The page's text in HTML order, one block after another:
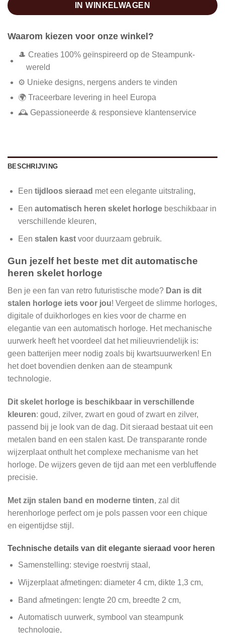
IN WINKELWAGEN
Waarom kiezen voor onze winkel?
🎩 Creaties 100% geïnspireerd op de Steampunk-
wereld
⚙️ Unieke designs, nergens anders te vinden
🌍 Traceerbare levering in heel Europa
🕰️ Gepassioneerde & responsieve klantenservice
BESCHRIJVING
Een tijdloos sieraad met een elegante uitstraling,
Een automatisch heren skelet horlogebeschikbaar in
verschillende kleuren,
Een stalen kastvoor duurzaam gebruik.
Gun jezelf het beste met dit automatische
heren skelet horloge
Ben je een fan van retro futuristische mode? Dan is dit
stalen horloge iets voor jou! Vergeet de slimme horloges,
digitale of duikhorloges en kies voor de charme en
elegantie van een automatisch horloge. Het mechanische
uurwerk heeft het voordeel dat het milieuvriendelijk is:
geen batterijen meer nodig zoals bij kwartsuurwerken! En
het doet bovendien denken aan de steampunk
technologie.
Dit skelet horloge is beschikbaar in verschillende
kleuren: goud, zilver, zwart en goud of zwart en zilver,
passend bij je look van de dag. Dit sieraad bestaat uit een
metalen band en een stalen kast. De transparante ronde
wijzerplaat onthult het complexe mechanisme van het
horloge. De wijzers geven de tijd aan met een verbluffende
precisie.
Met zijn stalen band en moderne tinten, zal dit
herenhorloge perfect om je pols passen voor een chique
en eigentijdse stijl.
Technische details van dit elegante sieraad voor heren
Samenstelling: stevige roestvrij staal,
Wijzerplaat afmetingen: diameter 4 cm, dikte 1,3 cm,
Band afmetingen: lengte 20 cm, breedte 2 cm,
Automatisch uurwerk, symbool van steampunk
technologie,